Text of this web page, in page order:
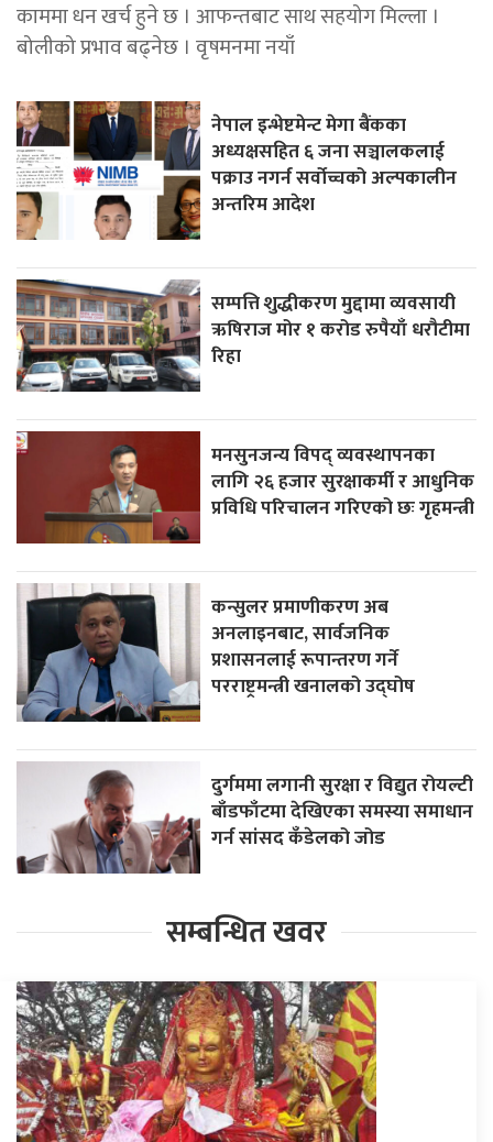
काममा धन खर्च हुने छ । आफन्तबाट साथ सहयोग मिल्ला ।
बोलीको प्रभाव बढ्नेछ । वृषमनमा नयाँ
नेपाल इन्भेष्टमेन्ट मेगा बैंकका
अध्यक्षसहित ६ जना सञ्चालकलाई
पक्राउ नगर्न सर्वोच्चको अल्पकालीन
अन्तरिम आदेश
सम्पत्ति शुद्धीकरण मुद्दामा व्यवसायी
ऋषिराज मोर १ करोड रुपैयाँ धरौटीमा
रिहा
मनसुनजन्य विपद् व्यवस्थापनका
लागि २६ हजार सुरक्षाकर्मी र आधुनिक
प्रविधि परिचालन गरिएको छः गृहमन्त्री
कन्सुलर प्रमाणीकरण अब
अनलाइनबाट, सार्वजनिक
प्रशासनलाई रूपान्तरण गर्ने
परराष्ट्रमन्त्री खनालको उद्घोष
दुर्गममा लगानी सुरक्षा र विद्युत रोयल्टी
बाँडफाँटमा देखिएका समस्या समाधान
गर्न सांसद कँडेलको जोड
सम्बन्धित खवर